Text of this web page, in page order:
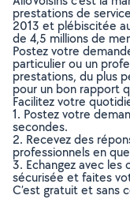
prestations de
2013 et plébiscitée
de 4,5 millions de
Postez votre
particulier ou un
prestations, du plus
pour un bon rapport
Facilitez votre
1. Postez votre
secondes.
2. Recevez des
professionnels en
3. Echangez avec
sécurisée et faites
C’est gratuit et sans